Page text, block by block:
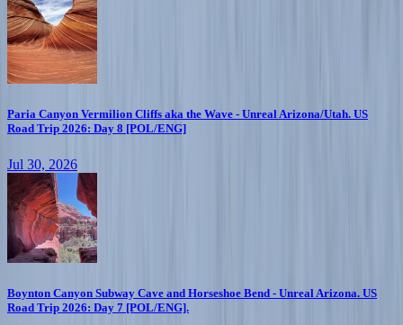
Paria Canyon Vermilion Cliffs aka the Wave - Unreal Arizona/Utah. US
Road Trip 2026: Day 8 [POL/ENG]
Jul 30, 2026
Boynton Canyon Subway Cave and Horseshoe Bend - Unreal Arizona. US
Road Trip 2026: Day 7 [POL/ENG].